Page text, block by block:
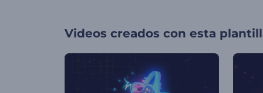
Videos creados con esta